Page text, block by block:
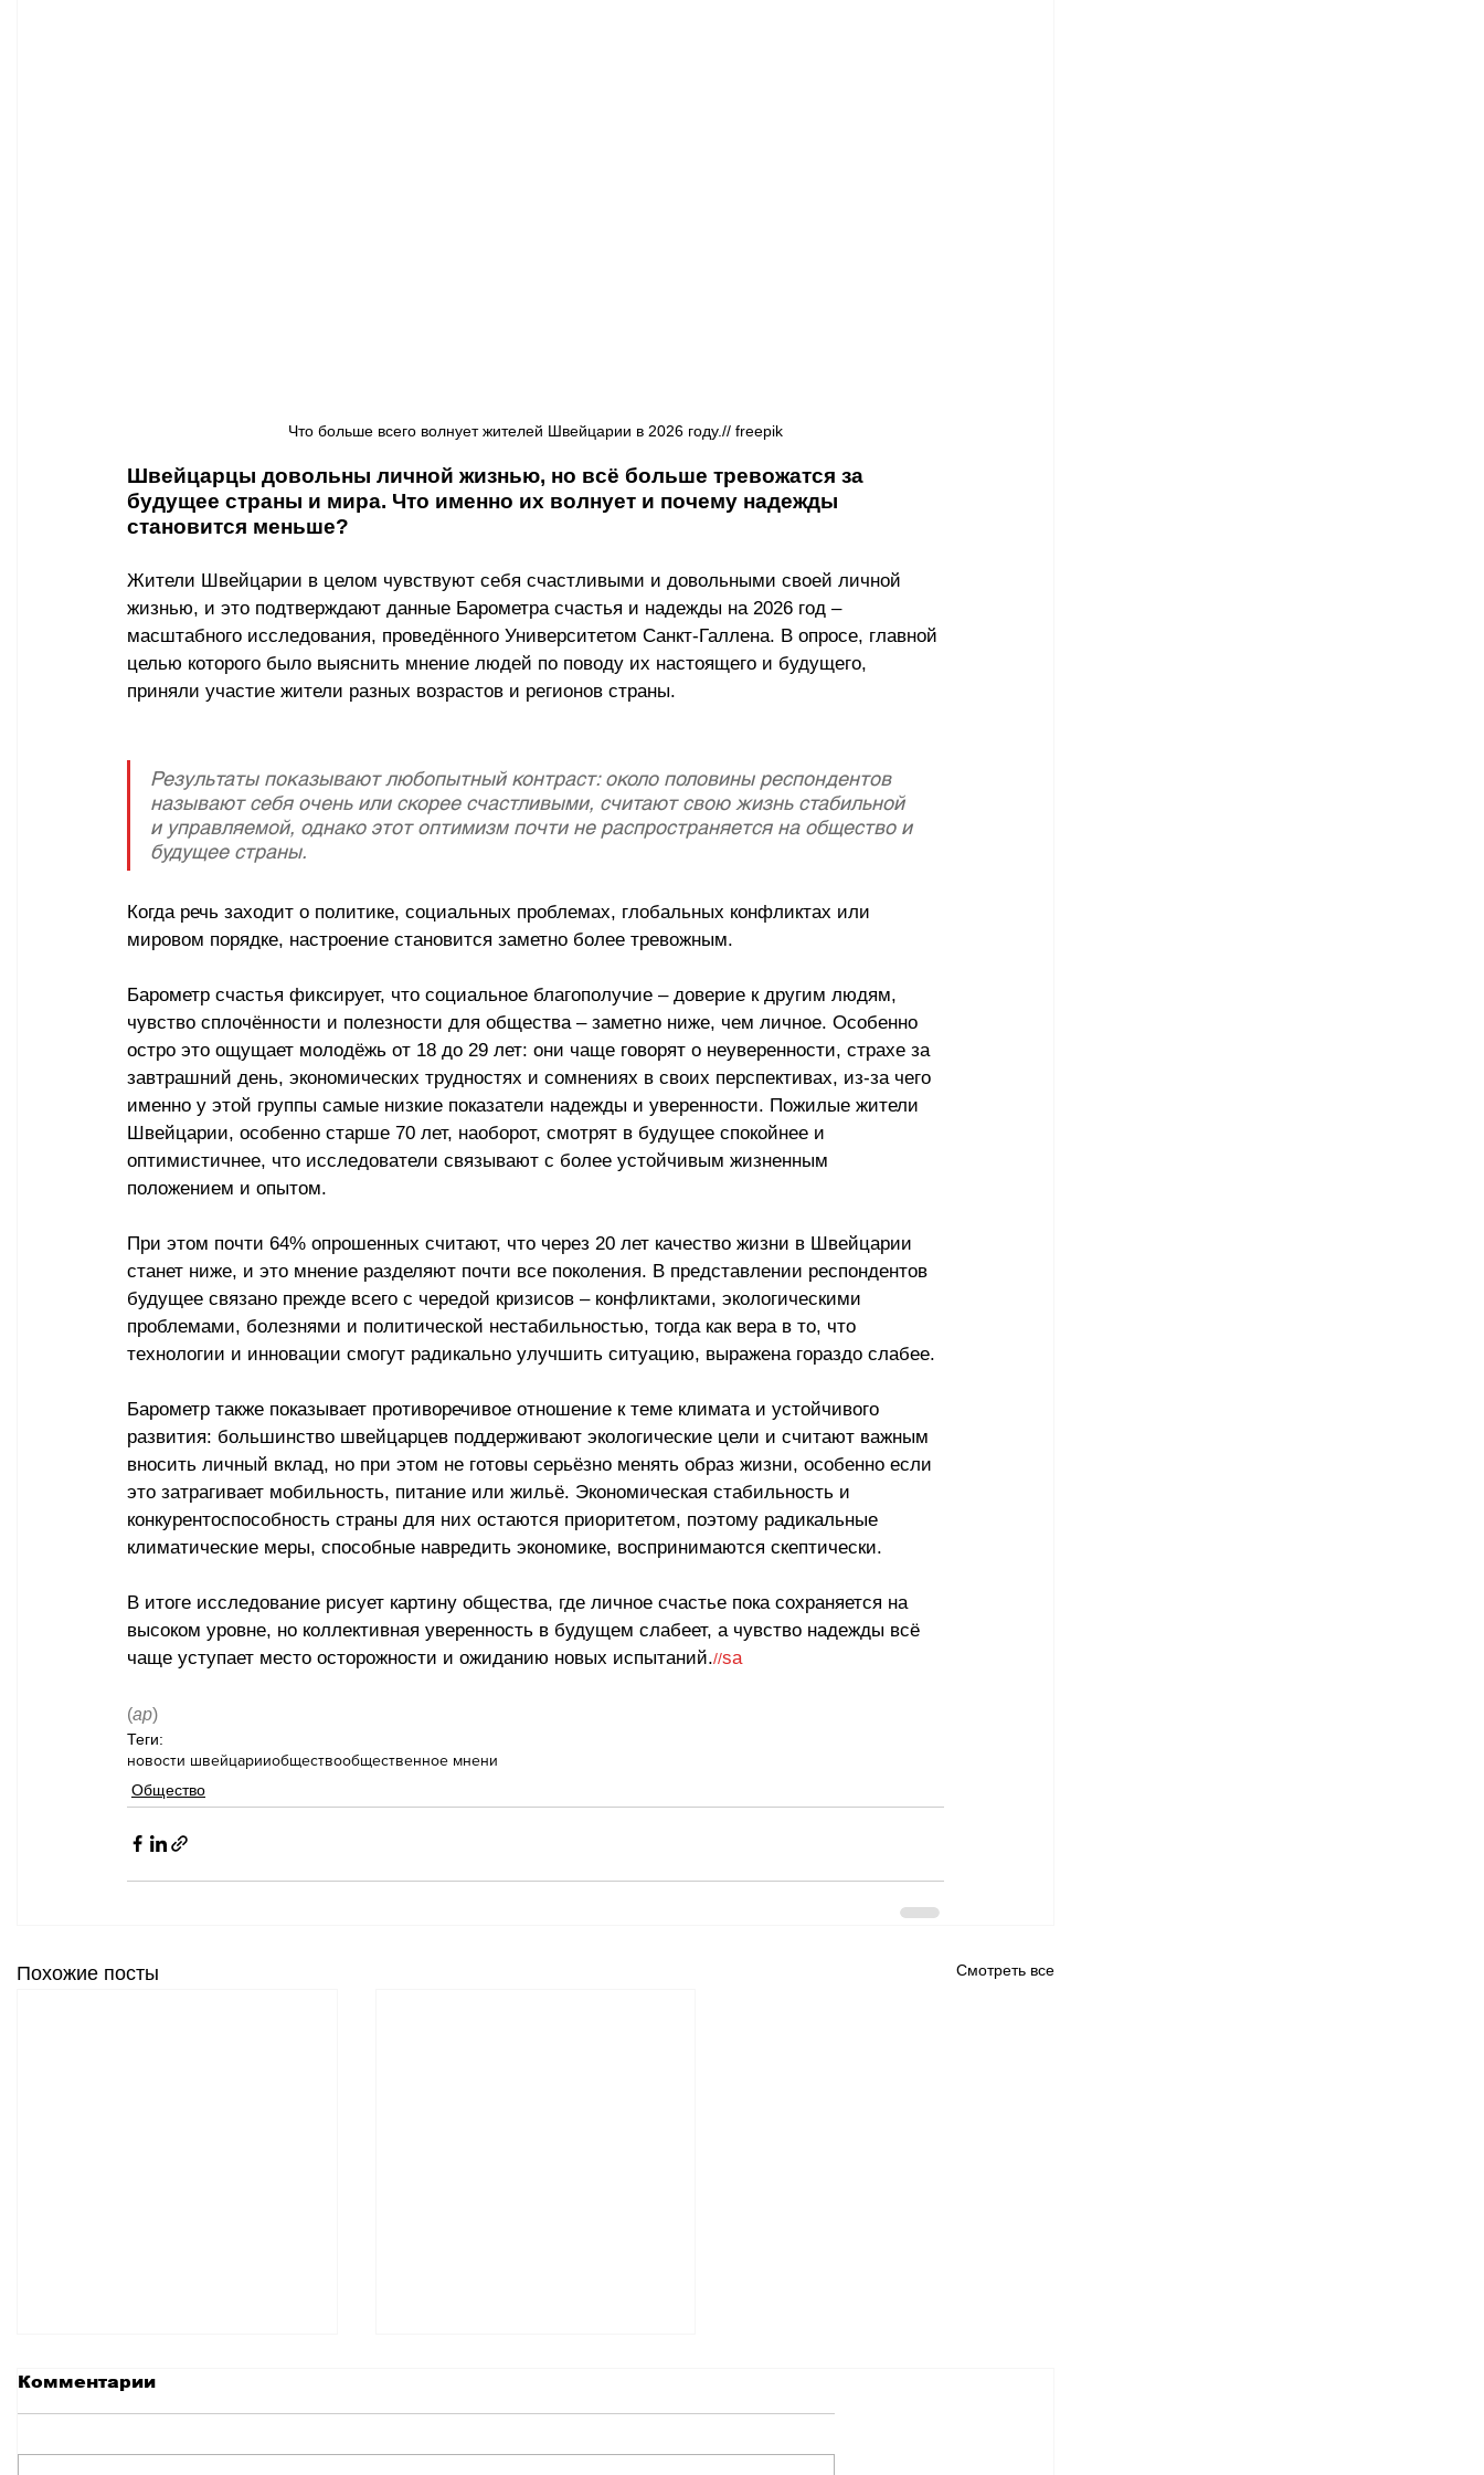
Что больше всего волнует жителей Швейцарии в 2026 году.// freepik
Швейцарцы довольны личной жизнью, но всё больше тревожатся за
будущее страны и мира. Что именно их волнует и почему надежды
становится меньше?
Жители Швейцарии в целом чувствуют себя счастливыми и довольными своей личной
жизнью, и это подтверждают данные Барометра счастья и надежды на 2026 год –
масштабного исследования, проведённого Университетом Санкт-Галлена. В опросе, главной
целью которого было выяснить мнение людей по поводу их настоящего и будущего,
приняли участие жители разных возрастов и регионов страны.
Результаты показывают любопытный контраст: около половины респондентов
называют себя очень или скорее счастливыми, считают свою жизнь стабильной
и управляемой, однако этот оптимизм почти не распространяется на общество и
будущее страны.
Когда речь заходит о политике, социальных проблемах, глобальных конфликтах или
мировом порядке, настроение становится заметно более тревожным.
Барометр счастья фиксирует, что социальное благополучие – доверие к другим людям,
чувство сплочённости и полезности для общества – заметно ниже, чем личное. Особенно
остро это ощущает молодёжь от 18 до 29 лет: они чаще говорят о неуверенности, страхе за
завтрашний день, экономических трудностях и сомнениях в своих перспективах, из-за чего
именно у этой группы самые низкие показатели надежды и уверенности. Пожилые жители
Швейцарии, особенно старше 70 лет, наоборот, смотрят в будущее спокойнее и
оптимистичнее, что исследователи связывают с более устойчивым жизненным
положением и опытом.
При этом почти 64% опрошенных считают, что через 20 лет качество жизни в Швейцарии
станет ниже, и это мнение разделяют почти все поколения. В представлении респондентов
будущее связано прежде всего с чередой кризисов – конфликтами, экологическими
проблемами, болезнями и политической нестабильностью, тогда как вера в то, что
технологии и инновации смогут радикально улучшить ситуацию, выражена гораздо слабее.
Барометр также показывает противоречивое отношение к теме климата и устойчивого
развития: большинство швейцарцев поддерживают экологические цели и считают важным
вносить личный вклад, но при этом не готовы серьёзно менять образ жизни, особенно если
это затрагивает мобильность, питание или жильё. Экономическая стабильность и
конкурентоспособность страны для них остаются приоритетом, поэтому радикальные
климатические меры, способные навредить экономике, воспринимаются скептически.
В итоге исследование рисует картину общества, где личное счастье пока сохраняется на
высоком уровне, но коллективная уверенность в будущем слабеет, а чувство надежды всё
чаще уступает место осторожности и ожиданию новых испытаний.//sa
(ар)
Теги:
новости швейцарииобществообщественное мнени
Общество
Похожие посты Смотреть все
Комментарии